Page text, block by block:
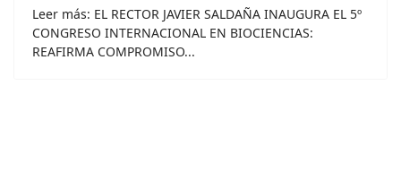
Leer más: EL RECTOR JAVIER SALDAÑA INAUGURA EL 5º
CONGRESO INTERNACIONAL EN BIOCIENCIAS:
REAFIRMA COMPROMISO...